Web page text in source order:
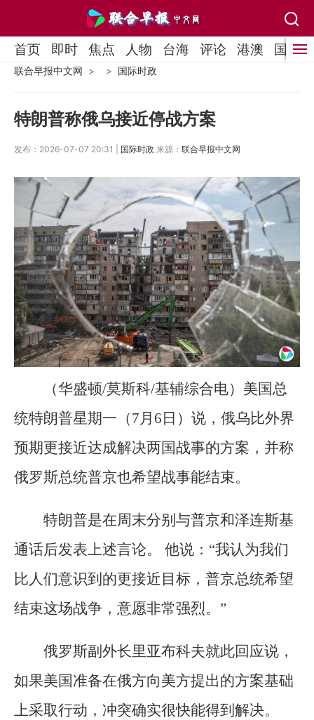
首页 即时 焦点 人物 台海 评论 港澳 国际
联合早报中文网 国际时政
特朗普称俄乌接近停战方案
发布：2026-07-07 20:31 | 国际时政 来源： 联合早报中文网
（华盛顿/莫斯科/基辅综合电）美国总
统特朗普星期一（7月6日）说，俄乌比外界
预期更接近达成解决两国战事的方案，并称
俄罗斯总统普京也希望战事能结束。
特朗普是在周末分别与普京和泽连斯基
通话后发表上述言论。 他说：“我认为我们
比人们意识到的更接近目标，普京总统希望
结束这场战争，意愿非常强烈。”
俄罗斯副外长里亚布科夫就此回应说，
如果美国准备在俄方向美方提出的方案基础
上采取行动，冲突确实很快能得到解决。